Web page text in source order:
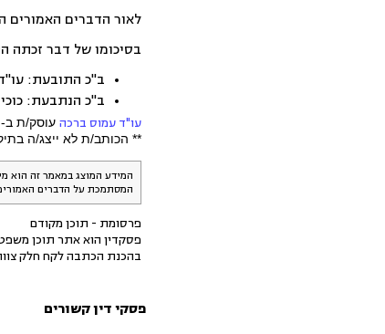
לאור הדברים האמורים
בסיכומו של דבר זכתה התובעת בפיצויים של 75 אלף
ב"כ התובעת:
ב"כ הנתבעת:
עו"ד עמוס ברכה עוסק/ת ב-
** הכותב/ת לא ייצג/ה
המידע המוצג במאמר זה הוא
המסתמכת על הדברים
פרסומת - תוכן מקודם
פסקדין הוא אתר תוכן
בהכנת הכתבה לקח חלק
פסקי דין קשורים